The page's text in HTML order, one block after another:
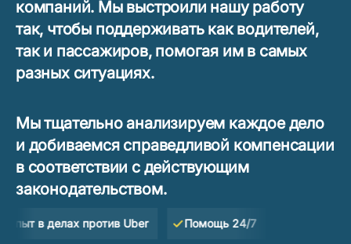
компаний. Мы выстроили нашу работу
так, чтобы поддерживать как водителей,
так и пассажиров, помогая им в самых
разных ситуациях.
Мы тщательно анализируем каждое дело
и добиваемся справедливой компенсации
в соответствии с действующим
законодательством.
против Uber Помощь 24/7 Максимальная